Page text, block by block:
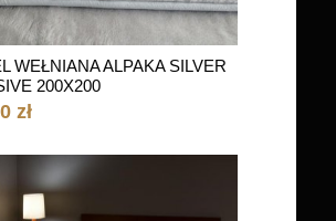
WEŁNIANA ALPAKA SILVER
200X200
zł